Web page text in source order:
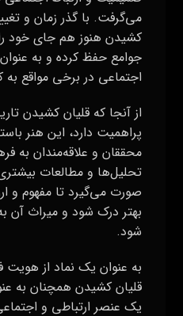
تحلیل‌ها و مطالعات
صورت می‌گیرد تا مفهوم و
بهتر درک شود و میراث آن
شود.
به عنوان یک نماد از هویت
قلیان کشیدن همچنان به
یک عنصر ارتباطی و
است که به وضوح نشان
دوران‌های گذشته تا
بوده‌اند.
ارتباط قلیان با
قلیان کشیدن به عنوان یک